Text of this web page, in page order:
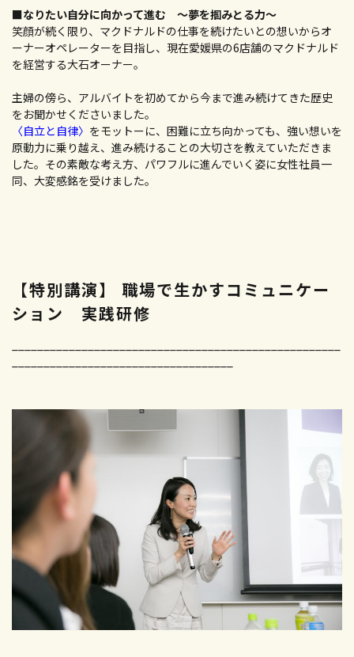
■なりたい自分に向かって進む 〜夢を掴みとる力〜
笑顔が続く限り、マクドナルドの仕事を続けたいとの想いからオ
ーナーオペレーターを目指し、現在愛媛県の6店舗のマクドナルド
を経営する大石オーナー。
主婦の傍ら、アルバイトを初めてから今まで進み続けてきた歴史
をお聞かせくださいました。
〈自立と自律〉 をモットーに、困難に立ち向かっても、強い想いを
原動力に乗り越え、進み続けることの大切さを教えていただきま
した。その素敵な考え方、パワフルに進んでいく姿に女性社員一
同、大変感銘を受けました。
【特別講演】 職場で生かすコミュニケー
ション 実践研修